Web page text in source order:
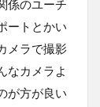
係のユーチ
ートとかい
メラで撮影
なカメラよ
が方が良い